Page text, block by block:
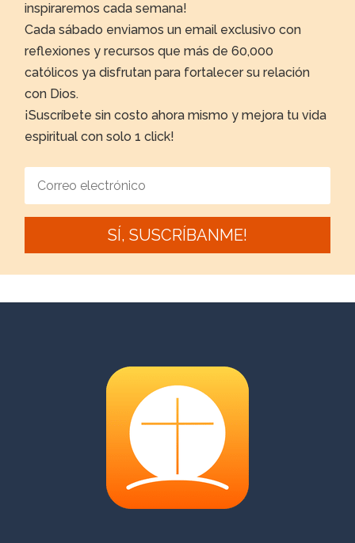
inspiraremos cada semana!
Cada sábado enviamos un email exclusivo con
reflexiones y recursos que más de 60,000
católicos ya disfrutan para fortalecer su relación
con Dios.
¡Suscríbete sin costo ahora mismo y mejora tu vida
espiritual con solo 1 click!
SÍ, SUSCRÍBANME!